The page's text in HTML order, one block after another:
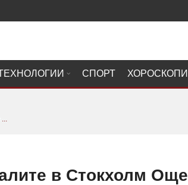
СПОРТ ХОРОСКОПИ
в Стокхолм Още